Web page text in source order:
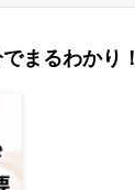
まるわかり！